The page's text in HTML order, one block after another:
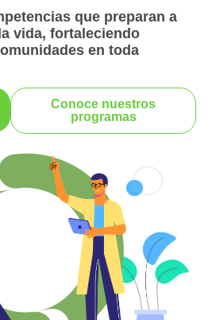
que preparan a
vida, fortaleciendo
en toda
Conoce nuestros
programas